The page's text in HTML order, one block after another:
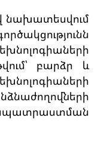
բարձր և